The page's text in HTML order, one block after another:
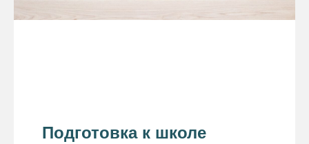
Подготовка к школе